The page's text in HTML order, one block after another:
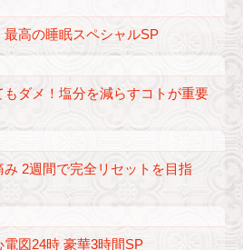
高の睡眠スペシャルSP
ダメ！塩分を減らすコトが重要
2週間で完全リセットを目指
図24時 豪華3時間SP